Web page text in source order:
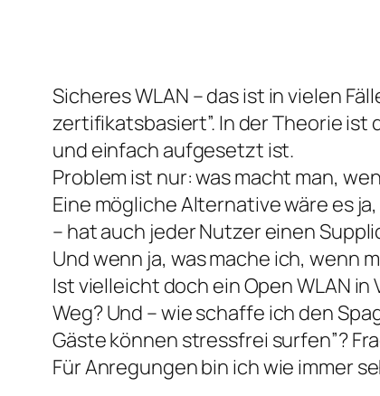
Sicheres WLAN – das ist in vielen
zertifikatsbasiert”. In der Theorie ist
und einfach aufgesetzt ist.
Problem ist nur: was macht man,
Eine mögliche Alternative wäre es
– hat auch jeder Nutzer einen
Und wenn ja, was mache ich, wenn
Ist vielleicht doch ein Open WLAN in
Weg? Und – wie schaffe ich den
Gäste können stressfrei surfen”?
Für Anregungen bin ich wie immer